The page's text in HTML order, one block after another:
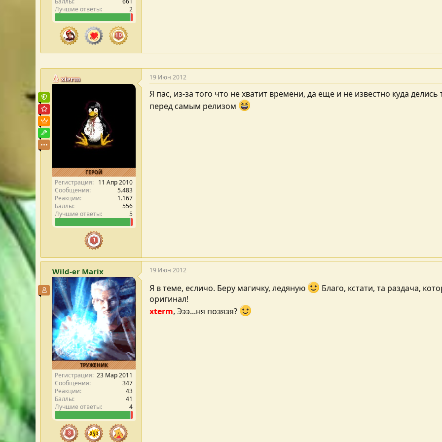
Лучшие ответы
2
xterm
ГЕРОЙ
Администратор форума
Пользователь VIP
Модостроитель
Регистрация
11 Апр 2010
Сообщения
5.483
Реакции
1.167
Баллы
556
Лучшие ответы
5
19 Июн 2012
Я пас, из-за того что не хватит времени, да еще и не известно куда
перед самым релизом
Wild-er Marix
ТРУЖЕНИК
Участник форума
Регистрация 23 Мар 2011
Сообщения
347
Реакции
43
Баллы
41
Лучшие ответы
4
19 Июн 2012
Я в теме, есличо. Беру магичку, ледяную
Благо, кстати, та раздача,
оригинал!
xterm, Эээ...ня позязя?